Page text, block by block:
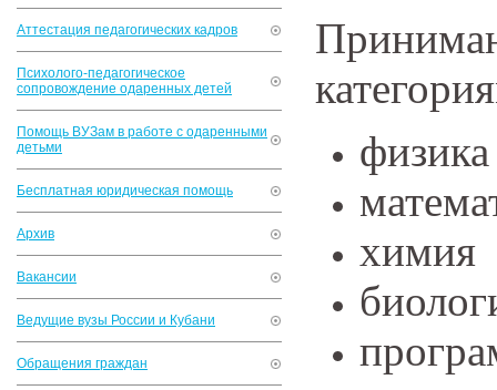
Аттестация педагогических кадров
Психолого-педагогическое
сопровождение одаренных детей
Помощь ВУЗам в работе с одаренными
детьми
Бесплатная юридическая помощь
Архив
Вакансии
Ведущие вузы России и Кубани
Обращения граждан
химия